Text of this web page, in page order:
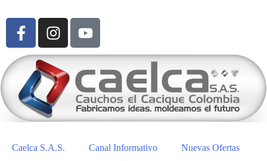
Caelca S.A.S. Canal Informativo Nuevas Ofertas